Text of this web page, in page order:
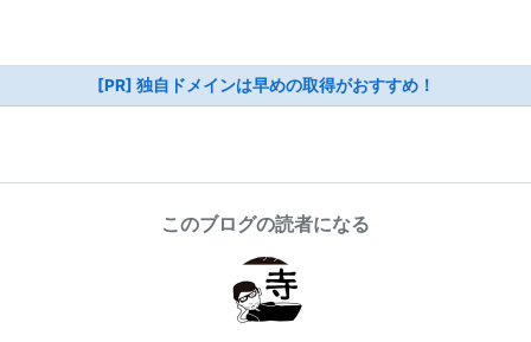
[PR] 独自ドメインは早めの取得がおすすめ！
このブログの読者になる